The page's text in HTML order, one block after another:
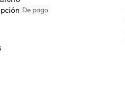
De pago